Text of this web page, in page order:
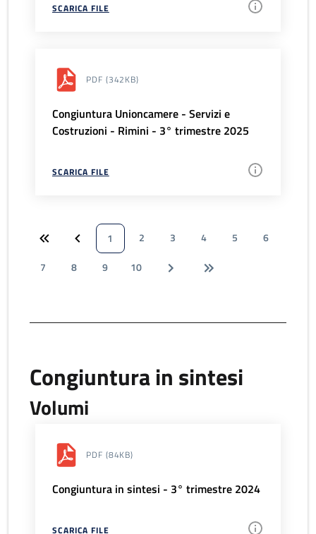
SCARICA FILE
PDF (342KB)
Congiuntura Unioncamere - Servizi e
Costruzioni - Rimini - 3° trimestre 2025
SCARICA FILE
1 2 3 4 5
6
7
8 9 10
Congiuntura in sintesi
Volumi
PDF (84KB)
Congiuntura in sintesi - 3° trimestre 2024
SCARICA FILE